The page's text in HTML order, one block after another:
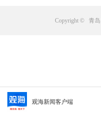
观海新闻客户端
来说两句吧...
Copyright © 青